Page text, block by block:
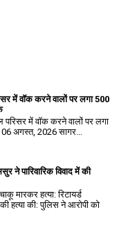
में वॉक करने वालों पर लगा ₹500
में वॉक करने वालों पर लगा
06 अगस्त, 2026 सागर...
ने पारिवारिक विवाद में की
मारकर हत्या: रिटायर्ड
हत्या की: पुलिस ने आरोपी को